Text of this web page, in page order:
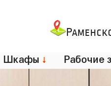
Шкафы ↓ Рабочие